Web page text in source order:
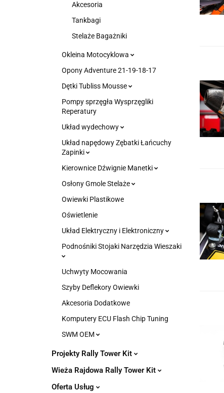
Akcesoria
Tankbagi
Stelaże Bagażniki
Okleina Motocyklowa
Opony Adventure 21-19-18-17
Dętki Tubliss Mousse
Pompy sprzęgła Wysprzęgliki
Reperatury
Układ wydechowy
Układ napędowy Zębatki Łańcuchy
Zapinki
Kierownice Dźwignie Manetki
Osłony Gmole Stelaże
Owiewki Plastikowe
Oświetlenie
Układ Elektryczny i Elektroniczny
Podnośniki Stojaki Narzędzia Wieszaki
Uchwyty Mocowania
Szyby Deflekory Owiewki
Akcesoria Dodatkowe
Komputery ECU Flash Chip Tuning
SWM OEM
Projekty Rally Tower Kit
Wieża Rajdowa Rally Tower Kit
Oferta Usług